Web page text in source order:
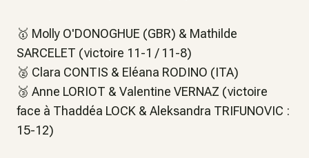
🥇 Molly O'DONOGHUE (GBR) & Mathilde
SARCELET (victoire 11-1 / 11-8)
🥈 Clara CONTIS & Eléana RODINO (ITA)
🥉 Anne LORIOT & Valentine VERNAZ (victoire
face à Thaddéa LOCK & Aleksandra TRIFUNOVIC :
15-12)